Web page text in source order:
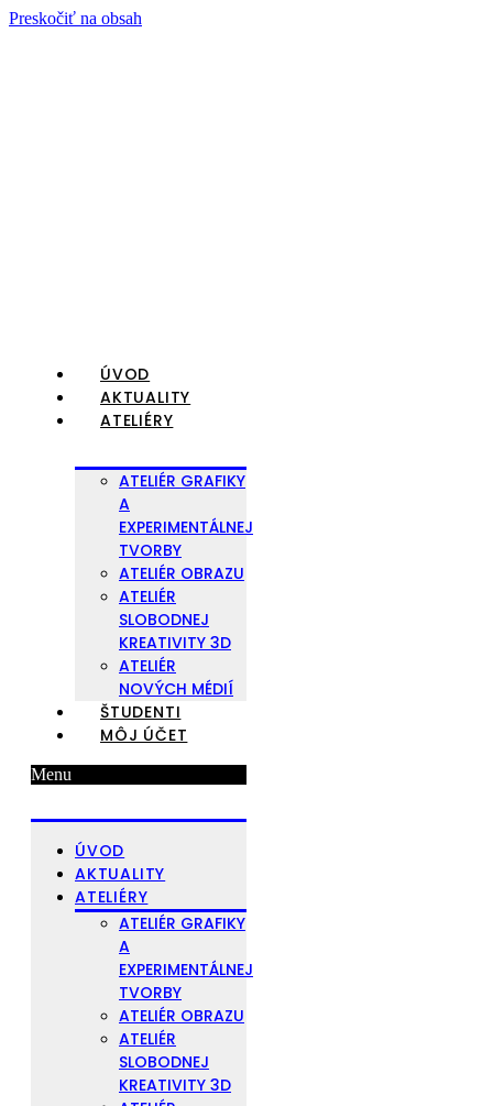
Preskočiť na obsah
ÚVOD
AKTUALITY
ATELIÉRY
ATELIÉR GRAFIKY
A
EXPERIMENTÁLNEJ
TVORBY
ATELIÉR OBRAZU
ATELIÉR
SLOBODNEJ
KREATIVITY 3D
ATELIÉR
NOVÝCH MÉDIÍ
ŠTUDENTI
MÔJ ÚČET
Menu
ÚVOD
AKTUALITY
ATELIÉRY
ATELIÉR GRAFIKY
A
EXPERIMENTÁLNEJ
TVORBY
ATELIÉR OBRAZU
ATELIÉR
SLOBODNEJ
KREATIVITY 3D